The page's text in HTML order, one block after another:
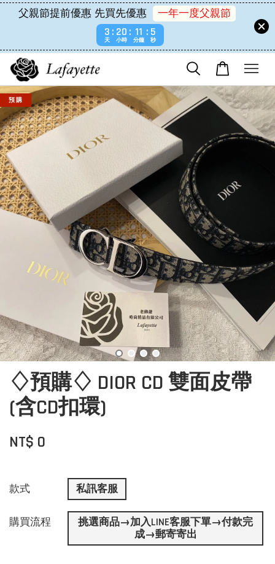
父親節提前優惠 先買先優惠
一年一度父親節
3
天
20
小時
11
分鐘
5
秒
預 購
♢預購♢ DIOR CD 雙面皮帶
(含CD扣環)
NT$ 0
款式 私訊客服
購買流程
挑選商品→加入LINE客服下單→付款完
成→郵寄寄出